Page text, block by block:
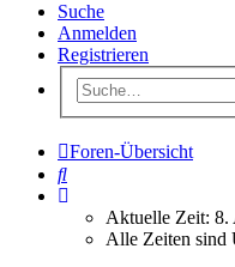
Suche
Anmelden
Registrieren
Foren-Übersicht
Suche
Aktuelle Zeit: 8.
Alle Zeiten sind